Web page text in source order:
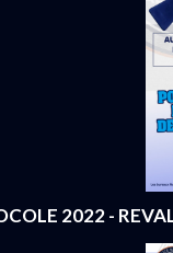
2022 -